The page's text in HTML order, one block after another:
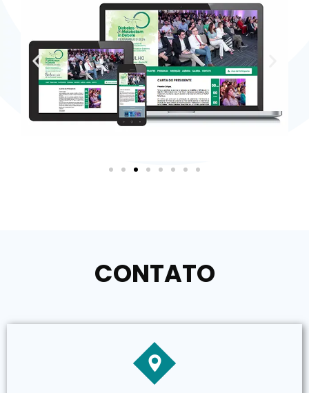
CONTATO